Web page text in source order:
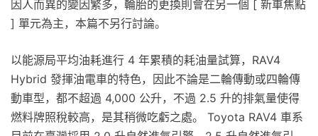
因人而異的變因繁多，輪胎的更換則會在另一個 [ 新車焦點
] 單元為主，本篇不另行討論。
以能源局平均油耗進行 4 年累積的耗油量試算，RAV4
Hybrid 發揮油電車的特色，因此不論是二輪傳動或四輪傳
動車型，都不超過 4,000 公升，不過 2.5 升的排氣量使得
燃料牌照稅較高，是其稍微吃虧之處。 Toyota RAV4 車系